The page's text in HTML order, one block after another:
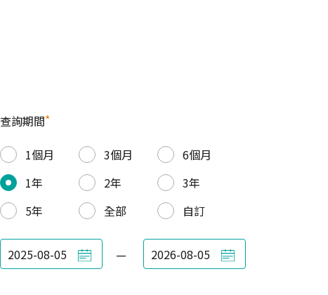
查詢期間*
1個月 3個月
6個月
1年
2年
3年
5年
全部 自訂
—